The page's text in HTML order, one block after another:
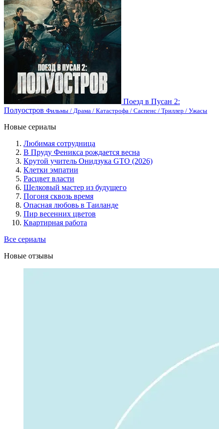
Поезд в Пусан 2:
Полуостров Фильмы / Драма / Катастрофа / Саспенс / Триллер / Ужасы
Новые сериалы
Любимая сотрудница
В Пруду Феникса рождается весна
Крутой учитель Онидзука GTO (2026)
Клетки эмпатии
Расцвет власти
Шелковый мастер из будущего
Погоня сквозь время
Опасная любовь в Таиланде
Пир весенних цветов
Квартирная работа
Все сериалы
Новые отзывы